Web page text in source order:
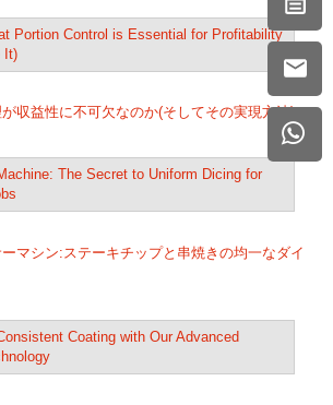
収益性に不可欠なのか(そしてその実現方法)
マシン:ステーキチップと串焼きの均一なダイ